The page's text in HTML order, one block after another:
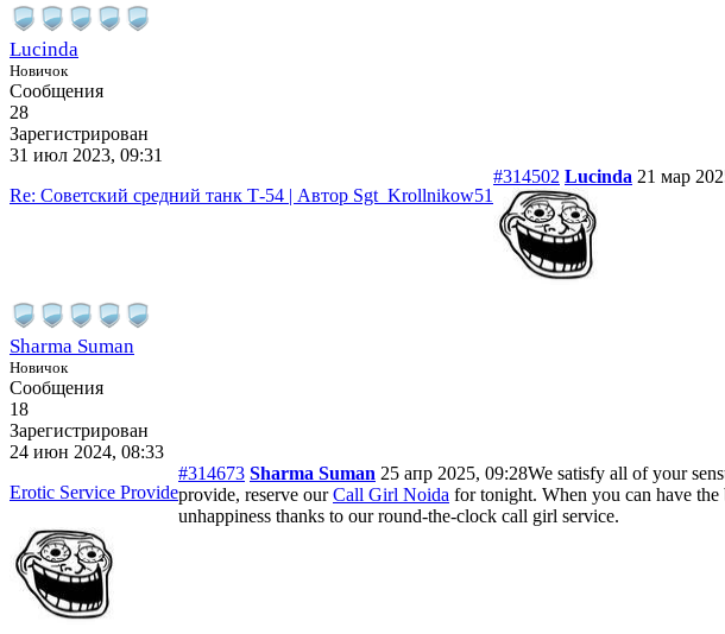
Lucinda
Новичок
Сообщения
28
Зарегистрирован
31 июл 2023, 09:31
Re: Советский средний танк Т-54 | Автор Sgt_Krollnikow51
#314502 Lucinda 21 мар
Sharma Suman
Новичок
Сообщения
18
Зарегистрирован
24 июн 2024, 08:33
Erotic Service Provide
#314673 Sharma Suman 25 апр 2025, 09:28We satisfy all of your
provide, reserve ourCall Girl Noida for tonight. When you can have
unhappiness thanks to our round-the-clock call girl service.